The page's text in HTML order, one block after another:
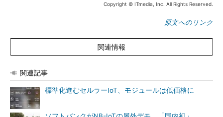
Copyright © ITmedia, Inc. All Rights Reserved.
原文へのリンク
関連情報
関連記事
標準化進むセルラーIoT、モジュールは低価格に